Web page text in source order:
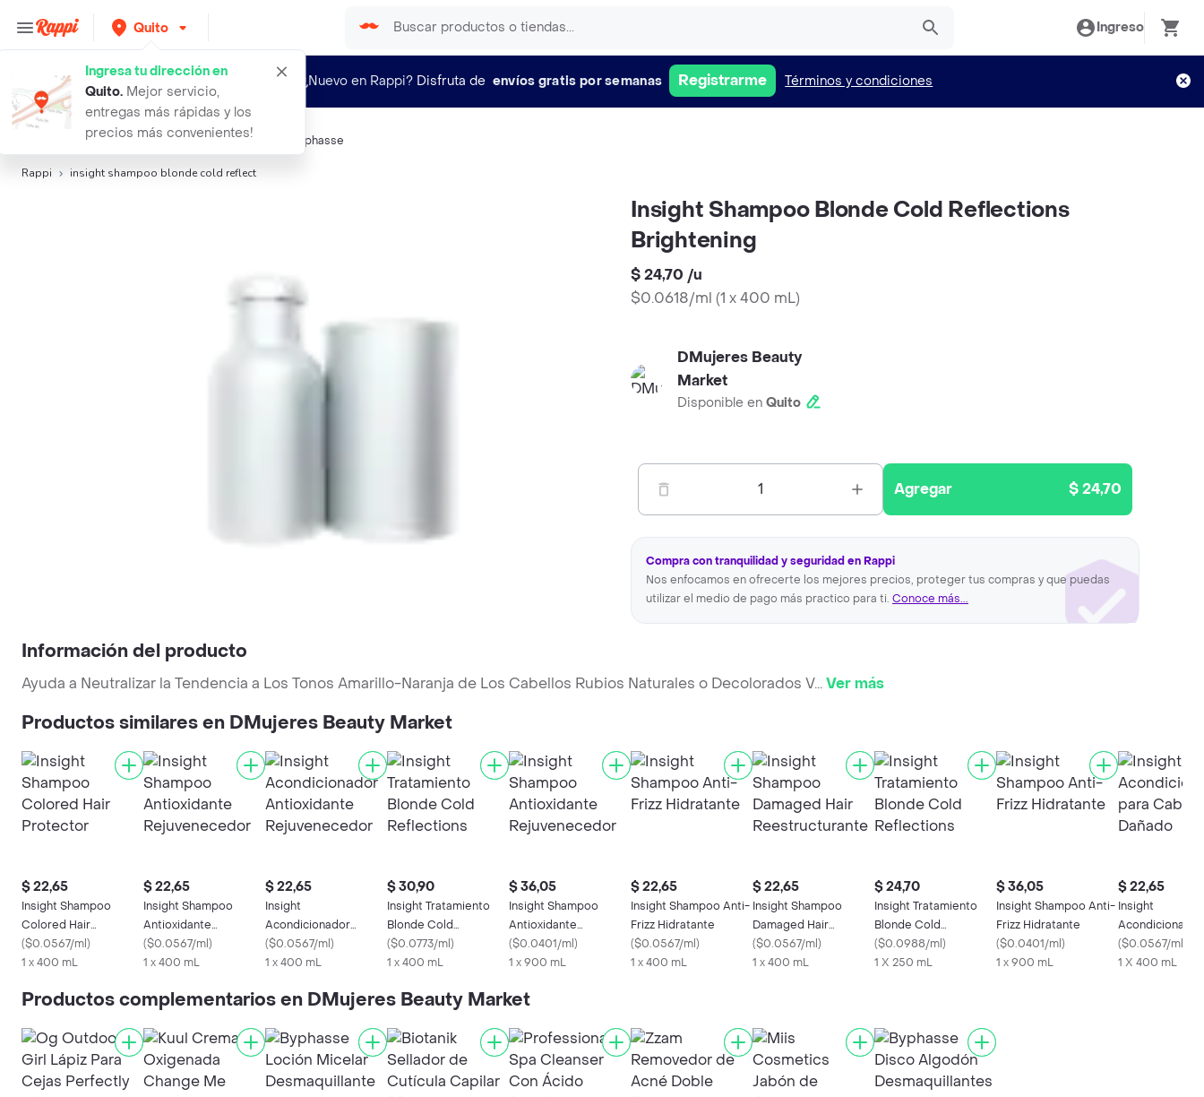
Quito
Ingresa tu dirección en
Quito. Mejor servicio,
entregas más rápidas y los
precios más convenientes!
Ingreso
¿Nuevo en Rappi? Disfruta de envíos gratis por semanas Registrarme Términos y condiciones
Búsquedas relacionadas: Shampoo,Insight, Byphasse
Rappi insight shampoo blonde cold reflect
Insight Shampoo Blonde Cold Reflections
Brightening
$ 24,70 /u
$0.0618/ml (1 x 400 mL)
DMujeres Beauty
Market
Disponible en Quito
1 Agregar $ 24,70
Compra con tranquilidad y seguridad en Rappi
Nos enfocamos en ofrecerte los mejores precios, proteger tus compras y que puedas
utilizar el medio de pago más practico para ti. Conoce más...
Información del producto
Ayuda a Neutralizar la Tendencia a Los Tonos Amarillo-Naranja de Los Cabellos Rubios Naturales o Decolorados V...Ver más
Productos similares en DMujeres Beauty Market
$ 22,65
Insight Shampoo
Colored Hair
Protector
($0.0567/ml)
1 x 400 mL
$ 22,65
Insight Shampoo
Antioxidante
Rejuvenecedor
($0.0567/ml)
1 x 400 mL
$ 22,65
Insight
Acondicionador
Antioxidante
Rejuvenecedor
($0.0567/ml)
1 x 400 mL
$ 30,90
Insight Tratamiento
Blonde Cold
Reflections
($0.0773/ml)
1 x 400 mL
$ 36,05
Insight Shampoo
Antioxidante
Rejuvenecedor
($0.0401/ml)
1 x 900 mL
$ 22,65
Insight Shampoo Anti-
Frizz Hidratante
($0.0567/ml)
1 x 400 mL
$ 22,65
Insight Shampoo
Damaged Hair
Reestructurante
($0.0567/ml)
1 x 400 mL
$ 24,70
Insight Tratamiento
Blonde Cold
Reflections
($0.0988/ml)
1 X 250 mL
$ 36,05
Insight Shampoo Anti-
Frizz Hidratante
($0.0401/ml)
1 x 900 mL
$ 22,65
Insight
Cabello Dañado
($0.0567/ml
1 X 400 mL
Productos complementarios en DMujeres Beauty Market